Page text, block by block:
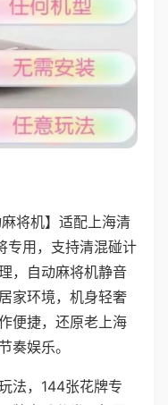
麻将机】适配上海清
专用，支持清混碰计
，自动麻将机静音
家环境，机身轻奢
便捷，还原老上海
奏娱乐。
法，144张花牌专